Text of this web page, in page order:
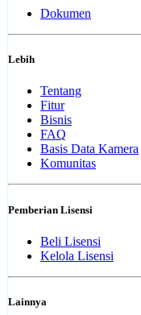
Dokumen
Lebih
Tentang
Fitur
Bisnis
FAQ
Basis Data Kamera
Komunitas
Pemberian Lisensi
Beli Lisensi
Kelola Lisensi
Lainnya